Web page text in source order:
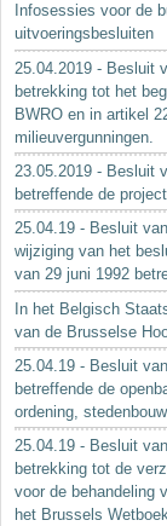
Infosessies voor de
uitvoeringsbesluiten
25.04.2019 - Besluit
betrekking tot het
BWRO en in artikel
milieuvergunningen.
23.05.2019 - Besluit
betreffende de
25.04.19 - Besluit
wijziging van het
van 29 juni 1992
In het Belgisch
van de Brusselse
25.04.19 - Besluit
betreffende de
ordening,
25.04.19 - Besluit
betrekking tot de
voor de behandeling
het Brussels